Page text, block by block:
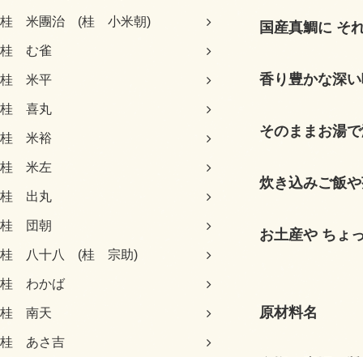
桂 米團治 (桂 小米朝)
桂 む雀
桂 米平
桂 喜丸
桂 米裕
桂 米左
桂 出丸
桂 団朝
桂 八十八 (桂 宗助)
桂 わかば
桂 南天
桂 あさ吉
国産真鯛に そ
香り豊かな深
そのままお湯
炊き込みご飯
お土産や ちょ
原材料名